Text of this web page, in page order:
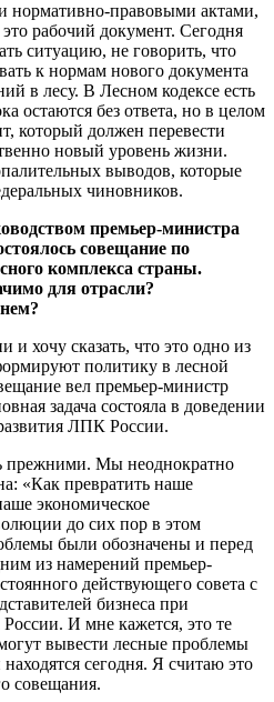
нормативно-правовыми актами,
рабочий документ. Сегодня
ситуацию, не говорить, что
к нормам нового документа
в лесу. В Лесном кодексе есть
остаются без ответа, но в целом
который должен перевести
новый уровень жизни.
выводов, которые
чиновников.
премьер-министра
совещание по
комплекса страны.
для отрасли?
и хочу сказать, что это одно из
политику в лесной
вел премьер-министр
задача состояла в доведении
ЛПК России.
прежними. Мы неоднократно
«Как превратить наше
экономическое
до сих пор в этом
были обозначены и перед
из намерений премьер-
действующего совета с
бизнеса при
России. И мне кажется, это те
вывести лесные проблемы
сегодня. Я считаю это
совещания.